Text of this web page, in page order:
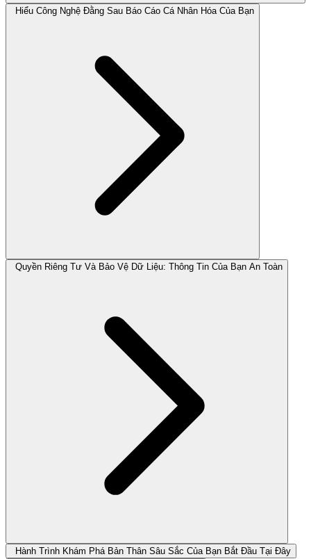
Hiểu Công Nghệ Đằng Sau Báo Cáo Cá Nhân Hóa Của Bạn
Quyền Riêng Tư Và Bảo Vệ Dữ Liệu: Thông Tin Của Bạn An Toàn
Hành Trình Khám Phá Bản Thân Sâu Sắc Của Bạn Bắt Đầu Tại Đây